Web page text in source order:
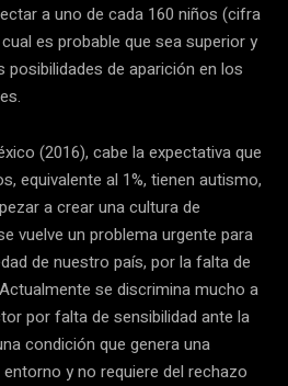
a uno de cada 160 niños (cifra
es probable que sea superior y
de aparición en los
(2016), cabe la expectativa que
equivalente al 1%, tienen autismo,
a crear una cultura de
vuelve un problema urgente para
de nuestro país, por la falta de
se discrimina mucho a
por falta de sensibilidad ante la
condición que genera una
y no requiere del rechazo